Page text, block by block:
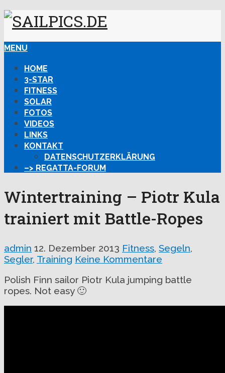
MENU
HOME
3-STAR
FITNESS
SOLAR
FOTOS
VIDEOS
LINKS
KONTAKT
DATENSCHUTZERKLÄRUNG
–> REGATTA-FORUM
Wintertraining – Piotr Kula
trainiert mit Battle-Ropes
admin 12. Dezember 2013 Fitness, Segeln,
Segler, Training Keine Kommentare
Polish Finn sailor Piotr Kula jumping battle
ropes. Not easy 🙂